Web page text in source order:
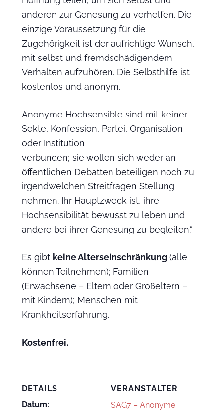
anderen zur Genesung zu verhelfen. Die
einzige Voraussetzung für die
Zugehörigkeit ist der aufrichtige Wunsch,
mit selbst und fremdschädigendem
Verhalten aufzuhören. Die Selbsthilfe ist
kostenlos und anonym.
Anonyme Hochsensible sind mit keiner
Sekte, Konfession, Partei, Organisation
oder Institution
verbunden; sie wollen sich weder an
öffentlichen Debatten beteiligen noch zu
irgendwelchen Streitfragen Stellung
nehmen. Ihr Hauptzweck ist, ihre
Hochsensibilität bewusst zu leben und
andere bei ihrer Genesung zu begleiten.“
Es gibt keine Alterseinschränkung (alle
können Teilnehmen); Familien
(Erwachsene – Eltern oder Großeltern –
mit Kindern); Menschen mit
Krankheitserfahrung.
Kostenfrei.
DETAILS
Datum:
VERANSTALTER
SAG7 – Anonyme